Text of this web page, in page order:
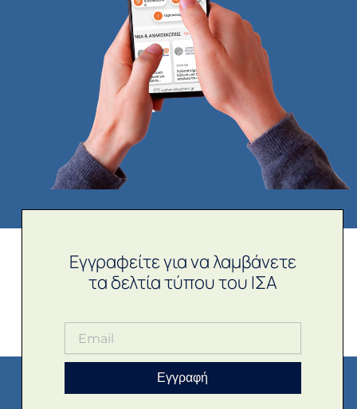
Εγγραφείτε για να λαμβάνετε
τα δελτία τύπου του ΙΣΑ
Εγγραφή